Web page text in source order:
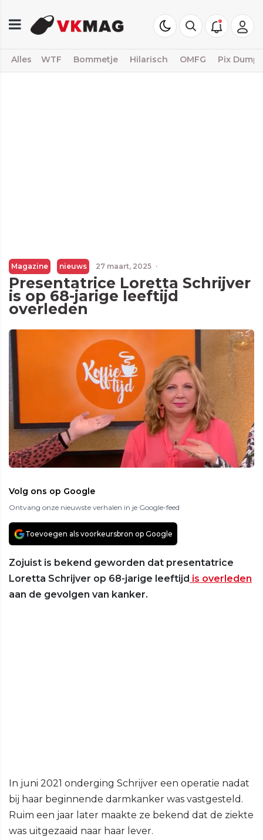
Alles WTF Bommetje Hilarisch OMFG Pix Dump
Magazine nieuws 27 maart, 2025 ·
Presentatrice Loretta Schrijver
is op 68-jarige leeftijd
overleden
Volg ons op Google
Ontvang onze nieuwste verhalen in je Google-feed
Toevoegen als voorkeursbron op Google
Zojuist is bekend geworden dat presentatrice
Loretta Schrijver op 68-jarige leeftijd is overleden
aan de gevolgen van kanker.
In juni 2021 onderging Schrijver een operatie nadat
bij haar beginnende darmkanker was vastgesteld.
Ruim een jaar later maakte ze bekend dat de ziekte
was uitgezaaid naar haar lever.